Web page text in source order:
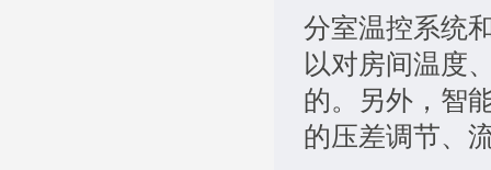
分室温控系统
以对房间温度
的。另外，智
的压差调节、